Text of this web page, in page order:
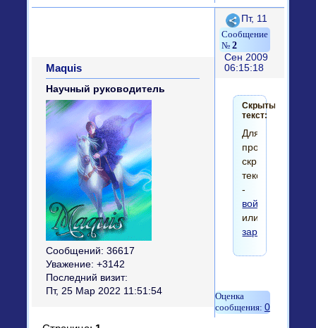
Поделиться
2
Пт, 11
Сен 2009
06:15:18
Maquis
Научный руководитель
Сообщений: 36617
Уважение: +3142
Последний визит:
Пт, 25 Мар 2022 11:51:54
Скрытый
текст:
Для
просмотра
скрытого
текста
-
войдите
или
0